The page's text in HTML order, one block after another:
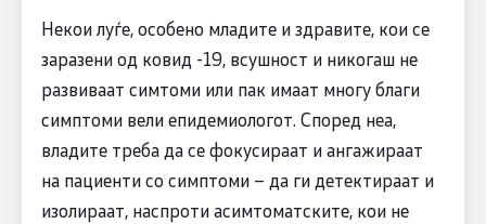
Некои луѓе, особено младите и здравите, кои се
заразени од ковид -19, всушност и никогаш не
развиваат симтоми или пак имаат многу благи
симптоми вели епидемиологот. Според неа,
владите треба да се фокусираат и ангажираат
на пациенти со симптоми – да ги детектираат и
изолираат, наспроти асимтоматските, кои не